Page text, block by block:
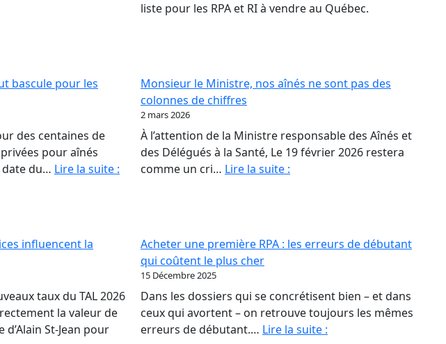
liste pour les RPA et RI à vendre au Québec.
bascule pour les
des centaines de
pour aînés
date du… Lire la suite :
bascule
pour
Monsieur le Ministre, nos aînés ne sont pas des
colonnes de chiffres
2 mars 2026
À l’attention de la Ministre responsable des Aînés et
des Délégués à la Santé, Le 19 février 2026 restera
comme un cri… Lire la suite :
ne
des
colonnes
de
influencent la
taux du TAL 2026
la valeur de
d’Alain St-Jean pour
Acheter une première RPA : les erreurs de débutant
qui coûtent le plus cher
15 Décembre 2025
Dans les dossiers qui se concrétisent bien – et dans
ceux qui avortent – on retrouve toujours les mêmes
erreurs de débutant.… Lire la suite :